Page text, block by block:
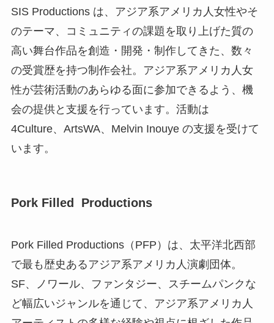
SIS Productions は、アジア系アメリカ人女性やそ
のテーマ、コミュニティの課題を取り上げた質の
高い舞台作品を創造・開発・制作してきた、数々
の受賞歴を持つ制作会社。アジア系アメリカ人女
性が芸術活動のあらゆる面に参加できるよう、機
会の提供と支援を行っています。活動は
4Culture、ArtsWA、Melvin Inouye の支援を受けて
います。
Pork Filled Productions
Pork Filled Productions（PFP）は、太平洋北西部
で最も歴史あるアジア系アメリカ人演劇団体。
SF、ノワール、ファンタジー、スチームパンクな
ど幅広いジャンルを通じて、アジア系アメリカ人